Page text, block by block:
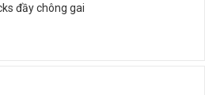
đầy chông gai